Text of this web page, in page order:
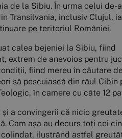
de la Sibiu. În urma celui de-
Transilvania, inclusiv Clujul,
pe teritoriul României.
calea bejeniei la Sibiu, fiind
extrem de anevoios pentru
fiind mereu în căutare de
să pescuiască din râul Cibin
în camere cu câte 12
și a convingerii că nicio
Cam așa au decurs toți cei
ilustrând astfel